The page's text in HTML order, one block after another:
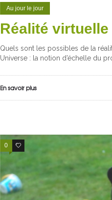
Au jour le jour
Réalité virtuelle
Quels sont les possibles de la
Universe : la notion d’échelle du
En savoir plus
0 3